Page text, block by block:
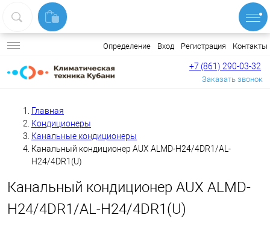
Определение Вход Регистрация Контакты
+7 (861) 290-03-32
Заказать звонок
Главная
Кондиционеры
Канальные кондиционеры
Канальный кондиционер AUX ALMD-H24/4DR1/AL-
H24/4DR1(U)
Канальный кондиционер AUX ALMD-
H24/4DR1/AL-H24/4DR1(U)